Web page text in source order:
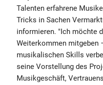
Talenten erfahrene
Tricks in Sachen
informieren. "Ich möchte
Weiterkommen mitgeben
musikalischen Skills
seine Vorstellung des
Musikgeschäft,